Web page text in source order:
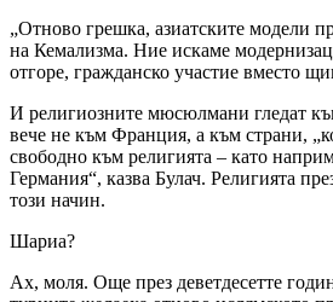
„Отново грешка, азиатските модели
на Кемализма. Ние искаме
отгоре, гражданско участие вместо
И религиозните мюсюлмани гледат
вече не към Франция, а към страни,
свободно към религията – като
Германия“, казва Булач. Религията
този начин.
Шариа?
Ах, моля. Още през деветдесетте